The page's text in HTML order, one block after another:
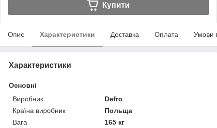
Купити
Опис Характеристики Доставка Оплата Умови
Характеристики
Основні
Виробник
Defro
Країна виробник
Польща
Вага
165 кг